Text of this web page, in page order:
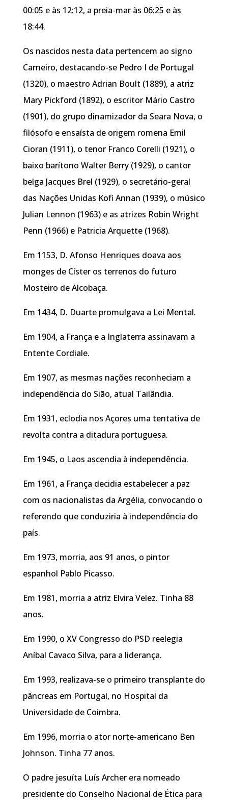
00:05 e às 12:12, a preia-mar às 06:25 e às
18:44.
Os nascidos nesta data pertencem ao signo
Carneiro, destacando-se Pedro I de Portugal
(1320), o maestro Adrian Boult (1889), a atriz
Mary Pickford (1892), o escritor Mário Castro
(1901), do grupo dinamizador da Seara Nova, o
filósofo e ensaísta de origem romena Emil
Cioran (1911), o tenor Franco Corelli (1921), o
baixo barítono Walter Berry (1929), o cantor
belga Jacques Brel (1929), o secretário-geral
das Nações Unidas Kofi Annan (1939), o músico
Julian Lennon (1963) e as atrizes Robin Wright
Penn (1966) e Patricia Arquette (1968).
Em 1153, D. Afonso Henriques doava aos
monges de Císter os terrenos do futuro
Mosteiro de Alcobaça.
Em 1434, D. Duarte promulgava a Lei Mental.
Em 1904, a França e a Inglaterra assinavam a
Entente Cordiale.
Em 1907, as mesmas nações reconheciam a
independência do Sião, atual Tailândia.
Em 1931, eclodia nos Açores uma tentativa de
revolta contra a ditadura portuguesa.
Em 1945, o Laos ascendia à independência.
Em 1961, a França decidia estabelecer a paz
com os nacionalistas da Argélia, convocando o
referendo que conduziria à independência do
país.
Em 1973, morria, aos 91 anos, o pintor
espanhol Pablo Picasso.
Em 1981, morria a atriz Elvira Velez. Tinha 88
anos.
Em 1990, o XV Congresso do PSD reelegia
Aníbal Cavaco Silva, para a liderança.
Em 1993, realizava-se o primeiro transplante do
pâncreas em Portugal, no Hospital da
Universidade de Coimbra.
Em 1996, morria o ator norte-americano Ben
Johnson. Tinha 77 anos.
O padre jesuíta Luís Archer era nomeado
presidente do Conselho Nacional de Ética para